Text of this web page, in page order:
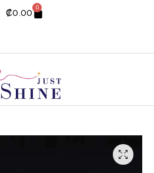
₡0.00 0